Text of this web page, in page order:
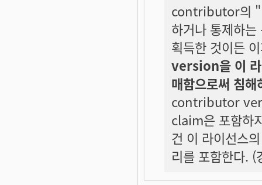
contributor의
하거나 통제하
획득한 것이든
version을 이 라
매함으로써 침
contributor
claim은 포함하
건 이 라이선스
리를 포함한다. (